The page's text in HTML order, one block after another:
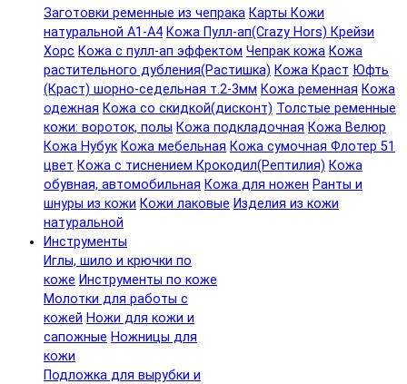
Заготовки ременные из чепрака Карты Кожи
натуральной А1-А4 Кожа Пулл-ап(Crazy Hors) Крейзи
Хорс Кожа с пулл-ап эффектом Чепрак кожа Кожа
растительного дубления(Растишка) Кожа Краст Юфть
(Краст) шорно-седельная т.2-3мм Кожа ременная Кожа
одежная Кожа со скидкой(дисконт) Толстые ременные
кожи: вороток, полы Кожа подкладочная Кожа Велюр
Кожа Нубук Кожа мебельная Кожа сумочная Флотер 51
цвет Кожа с тиснением Крокодил(Рептилия) Кожа
обувная, автомобильная Кожа для ножен Ранты и
шнуры из кожи Кожи лаковые Изделия из кожи
натуральной
Инструменты
Иглы, шило и крючки по
коже Инструменты по коже
Молотки для работы с
кожей Ножи для кожи и
сапожные Ножницы для
кожи
Подложка для вырубки и